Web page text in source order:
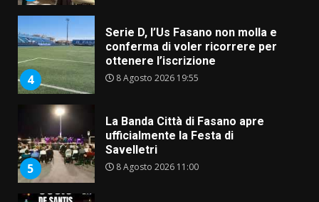
4
Serie D, l’Us Fasano non molla e
conferma di voler ricorrere per
ottenere l’iscrizione
8 Agosto 2026 19:55
5
La Banda Città di Fasano apre
ufficialmente la Festa di
Savelletri
8 Agosto 2026 11:00